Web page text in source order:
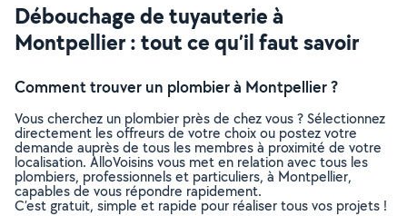
Débouchage de tuyauterie à
Montpellier : tout ce qu’il faut savoir
Comment trouver un plombier à Montpellier ?
Vous cherchez un plombier près de chez vous ? Sélectionnez
directement les offreurs de votre choix ou postez votre
demande auprès de tous les membres à proximité de votre
localisation. AlloVoisins vous met en relation avec tous les
plombiers, professionnels et particuliers, à Montpellier,
capables de vous répondre rapidement.
C’est gratuit, simple et rapide pour réaliser tous vos projets !